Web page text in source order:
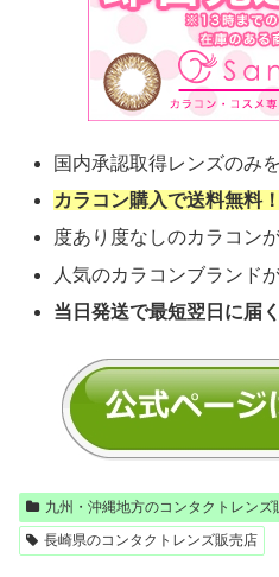
国内承認取得レンズのみ
カラコン購入で送料無料！
度あり度なしのカラコン
人気のカラコンブランド
当日発送で最短翌日に届
九州・沖縄地方のコンタクトレンズ
長崎県のコンタクトレンズ販売店